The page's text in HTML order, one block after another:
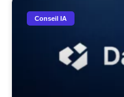
Conseil IA